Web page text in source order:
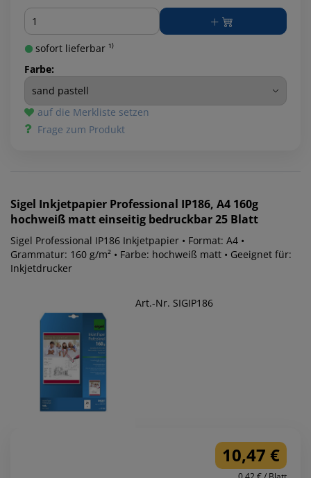
Menge
sofort lieferbar ¹⁾
Farbe:
auf die Merkliste setzen
Frage zum Produkt
Sigel Inkjetpapier Professional IP186, A4 160g
hochweiß matt einseitig bedruckbar 25 Blatt
Sigel Professional IP186 Inkjetpapier • Format: A4 •
Grammatur: 160 g/m² • Farbe: hochweiß matt • Geeignet für:
Inkjetdrucker
Art.-Nr. SIGIP186
10,47 €